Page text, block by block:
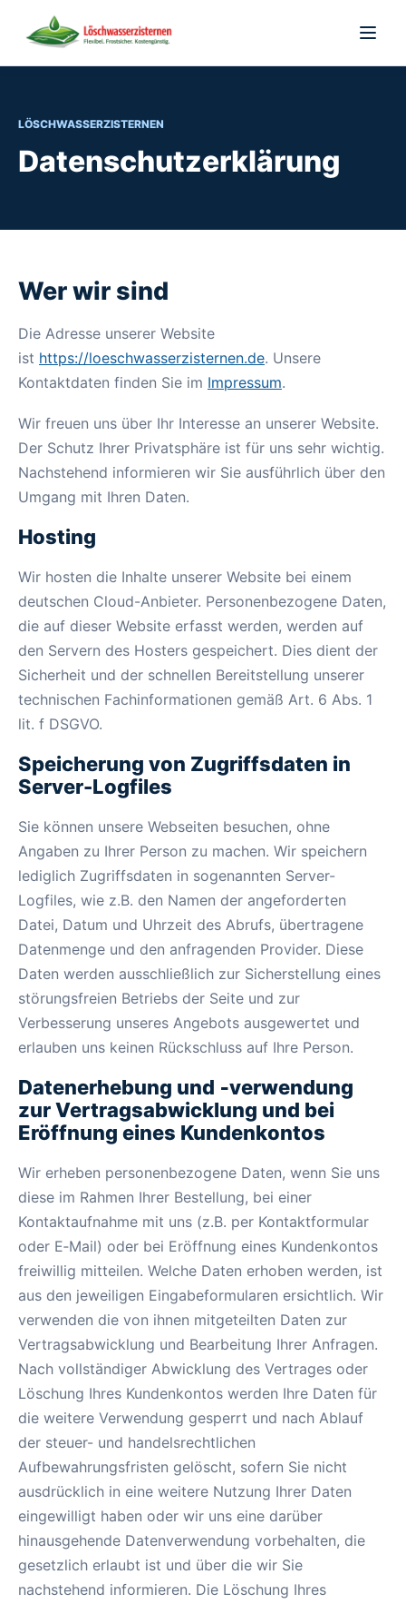
Zum Inhalt springen
Menü
LÖSCHWASSERZISTERNEN
Datenschutzerklärung
Wer wir sind
Die Adresse unserer Website
ist https://loeschwasserzisternen.de. Unsere
Kontaktdaten finden Sie im Impressum.
Wir freuen uns über Ihr Interesse an unserer Website.
Der Schutz Ihrer Privatsphäre ist für uns sehr wichtig.
Nachstehend informieren wir Sie ausführlich über den
Umgang mit Ihren Daten.
Hosting
Wir hosten die Inhalte unserer Website bei einem
deutschen Cloud-Anbieter. Personenbezogene Daten,
die auf dieser Website erfasst werden, werden auf
den Servern des Hosters gespeichert. Dies dient der
Sicherheit und der schnellen Bereitstellung unserer
technischen Fachinformationen gemäß Art. 6 Abs. 1
lit. f DSGVO.
Speicherung von Zugriffsdaten in
Server-Logfiles
Sie können unsere Webseiten besuchen, ohne
Angaben zu Ihrer Person zu machen. Wir speichern
lediglich Zugriffsdaten in sogenannten Server-
Logfiles, wie z.B. den Namen der angeforderten
Datei, Datum und Uhrzeit des Abrufs, übertragene
Datenmenge und den anfragenden Provider. Diese
Daten werden ausschließlich zur Sicherstellung eines
störungsfreien Betriebs der Seite und zur
Verbesserung unseres Angebots ausgewertet und
erlauben uns keinen Rückschluss auf Ihre Person.
Datenerhebung und ‑verwendung
zur Vertragsabwicklung und bei
Eröffnung eines Kundenkontos
Wir erheben personenbezogene Daten, wenn Sie uns
diese im Rahmen Ihrer Bestellung, bei einer
Kontaktaufnahme mit uns (z.B. per Kontaktformular
oder E‑Mail) oder bei Eröffnung eines Kundenkontos
freiwillig mitteilen. Welche Daten erhoben werden, ist
aus den jeweiligen Eingabeformularen ersichtlich. Wir
verwenden die von ihnen mitgeteilten Daten zur
Vertragsabwicklung und Bearbeitung Ihrer Anfragen.
Nach vollständiger Abwicklung des Vertrages oder
Löschung Ihres Kundenkontos werden Ihre Daten für
die weitere Verwendung gesperrt und nach Ablauf
der steuer- und handelsrechtlichen
Aufbewahrungsfristen gelöscht, sofern Sie nicht
ausdrücklich in eine weitere Nutzung Ihrer Daten
eingewilligt haben oder wir uns eine darüber
hinausgehende Datenverwendung vorbehalten, die
gesetzlich erlaubt ist und über die wir Sie
nachstehend informieren. Die Löschung Ihres